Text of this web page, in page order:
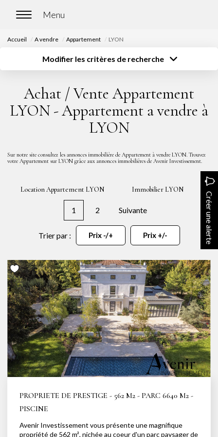
Nos biens en vente
Chasse immobilière
LOUER
Nos biens loués
NOTRE AGENCE
Notre actu
Notre magazine
Nos partenaires
Nous rejoindre
VENDRE
Estimer votre bien
CONTACT
Accueil A vendre Appartement LYON
Modifier les critères de recherche
Sélectionnez...
Type de bien
Sélectionnez...
Surface
Budget
Achat / Vente Appartement
LYON - Appartement a vendre à
LYON
Sur notre site consultez les annonces immobilière de Appartement à vendre LYON. Trouvez
votre Appartement sur LYON grâce aux annonces immobilières de Avenir Investissement.
Location Appartement LYON Immobilier LYON
Créer une alerte
1 2 Suivante
Trier par : Prix -/+ Prix +/-
PROPRIETE DE PRESTIGE - 562 M2 - PARC 6640 M2 -
PISCINE
Avenir Investissement vous présente une magnifique
propriété de 562 m², nichée au coeur d'un parc paysager de